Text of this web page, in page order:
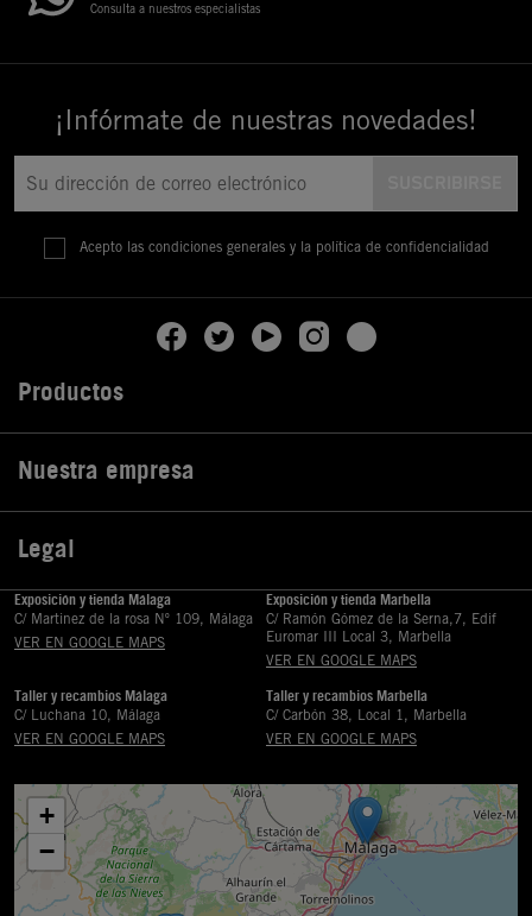
Consulta a nuestros especialistas
¡Infórmate de nuestras novedades!
Acepto las condiciones generales y la política de confidencialidad
Productos
Nuestra empresa
Legal
Exposición y tienda Málaga
C/ Martinez de la rosa Nº 109, Málaga
VER EN GOOGLE MAPS
Exposición y tienda Marbella
C/ Ramón Gómez de la Serna,7, Edif
Euromar III Local 3, Marbella
VER EN GOOGLE MAPS
Taller y recambios Málaga
C/ Luchana 10, Málaga
VER EN GOOGLE MAPS
Taller y recambios Marbella
C/ Carbón 38, Local 1, Marbella
VER EN GOOGLE MAPS
+
−